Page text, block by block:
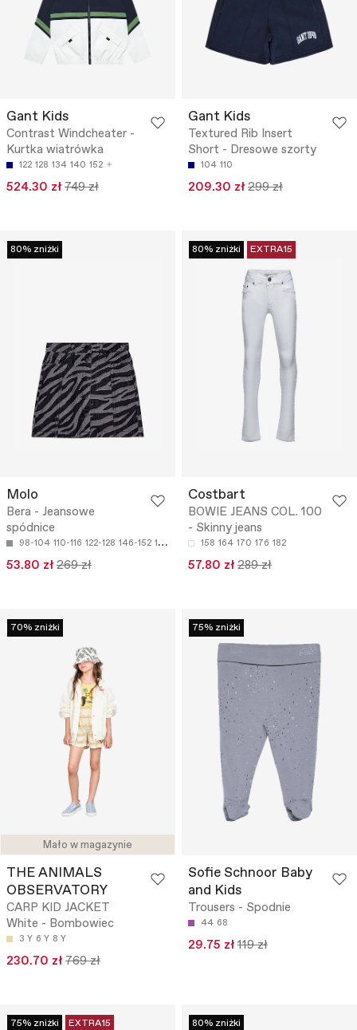
Gant Kids
Contrast Windcheater -
Kurtka wiatrówka
122 128 134 140 152
524.30 zł 749 zł
Gant Kids
Textured Rib Insert
Short - Dresowe szorty
104 110
209.30 zł 299 zł
80% zniżki
Molo
Bera - Jeansowe
spódnice
98-104 110-116 122-128 146-152 158-164
53.80 zł 269 zł
80% zniżki EXTRA15
Costbart
BOWIE JEANS COL. 100
- Skinny jeans
158 164 170 176 182
57.80 zł 289 zł
Mało w magazynie
70% zniżki
THE ANIMALS
OBSERVATORY
CARP KID JACKET
White - Bombowiec
3 Y 6 Y 8 Y
230.70 zł 769 zł
75% zniżki
Sofie Schnoor Baby
and Kids
Trousers - Spodnie
44 68
29.75 zł 119 zł
75% zniżki EXTRA15 80% zniżki